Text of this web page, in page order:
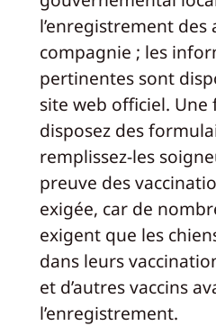
l’enregistrement des
compagnie ; les
pertinentes sont
site web officiel. Une
disposez des
remplissez-les
preuve des
exigée, car de
exigent que les
dans leurs
et d’autres vaccins
l’enregistrement.